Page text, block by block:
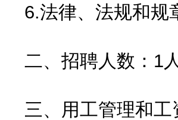
法律、法规和规
、招聘人数：1
、用工管理和工